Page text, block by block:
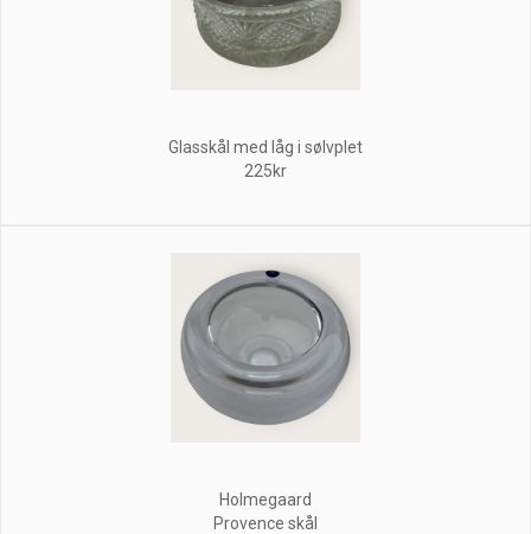
Glasskål med låg i sølvplet
225kr
Holmegaard
Provence skål